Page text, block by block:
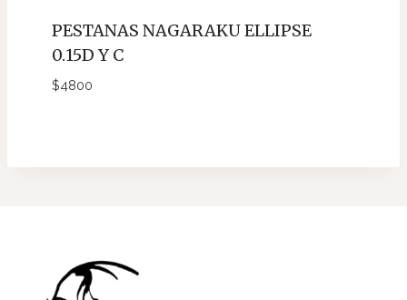
PESTANAS NAGARAKU ELLIPSE
0.15D Y C
$4800